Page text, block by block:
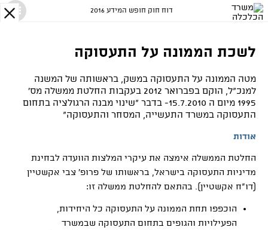
דוח חוק חופש המידע 2016
לשכת הממונה על התעסוקה
מטה הממונה על התעסוקה במשק, בראשותה של המשנה
למנכ"ל, הוקם בפברואר 2012 בעקבות החלטת ממשלה מס'
1995 מיום ה 15.7.2010- בדבר "שינוי מבנה הרגולציה בתחום
התעסוקה במשרד התעשייה, המסחר והתעסוקה"
אודות
החלטת הממשלה אימצה את עיקרי המלצות הוועדה לבחינת
מדיניות התעסוקה בישראל, בראשותו של פרופ' צבי אקשטיין
)דו"ח אקשטיין). בהתאם להחלטת ממשלה זו:
הוכפפו תחת הממונה על התעסוקה כל היחידות,
הפעילויות והגופים בתחום התעסוקה שבמשרד
X